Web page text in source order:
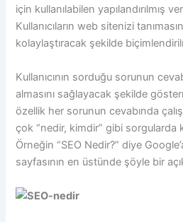
için kullanılabilen yapılandırılmış
Kullanıcıların web sitenizi
kolaylaştıracak şekilde
Kullanıcının sorduğu sorunun
almasını sağlayacak şekilde
özellik her sorunun cevabında
çok “nedir, kimdir” gibi sorgularda
Örneğin “SEO Nedir?” diye
sayfasının en üstünde şöyle bir